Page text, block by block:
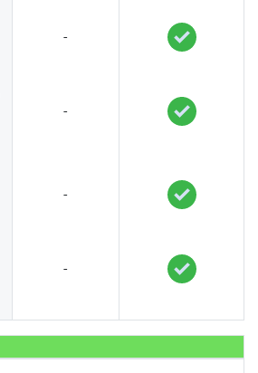
-
-
-
-